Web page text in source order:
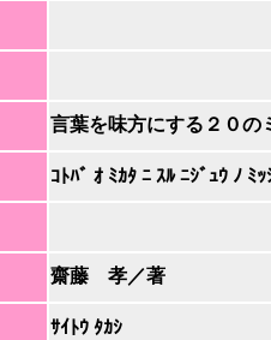
言葉を味方にする２０の
ｺﾄﾊﾞ ｵ ﾐｶﾀ ﾆ ｽﾙ ﾆｼﾞｭｳ ﾉ ﾐｯ
齋藤 孝／著
ｻｲﾄｳ ﾀｶｼ